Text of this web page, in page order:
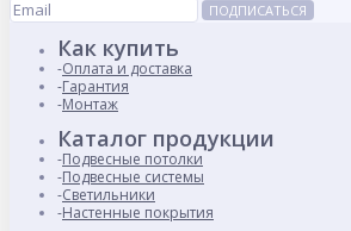
ПОДПИСАТЬСЯ
Как купить
Оплата и доставка
Гарантия
Монтаж
Каталог продукции
Подвесные потолки
Подвесные системы
Светильники
Настенные покрытия